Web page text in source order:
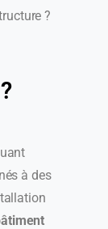
?
à des